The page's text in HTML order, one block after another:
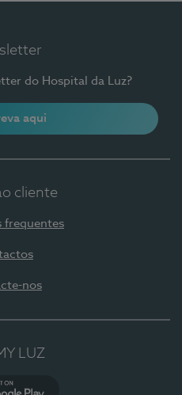
do Hospital da Luz?
aqui
cliente
frequentes
nos
LUZ